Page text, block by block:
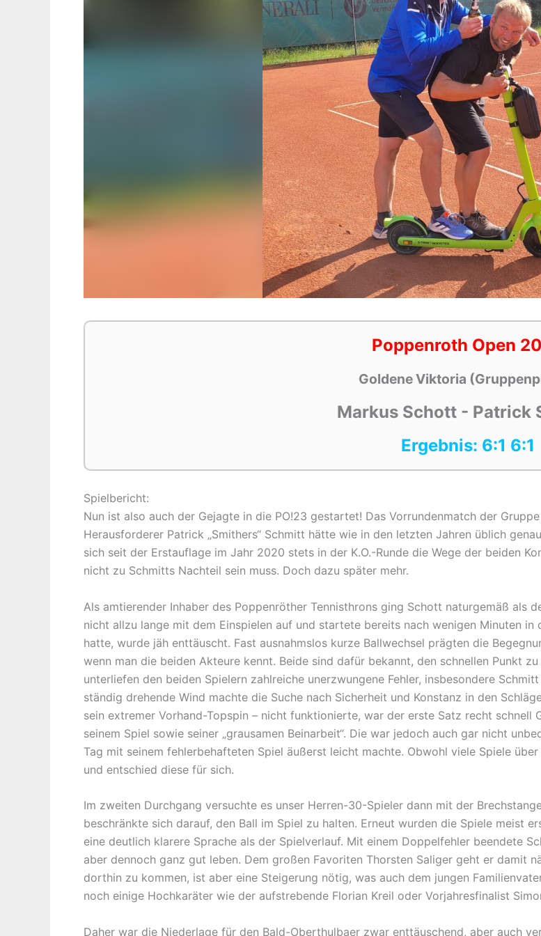
Poppenroth Open
Goldene Viktoria
Markus Schott - Patrick
Ergebnis: 6:1 6:1
Spielbericht:
Nun ist also auch der Gejagte in die PO!23 gestartet! Das Vorrundenmatch der
Herausforderer Patrick „Smithers“ Schmitt hätte wie in den letzten Jahren üblich
sich seit der Erstauflage im Jahr 2020 stets in der K.O.-Runde die Wege der beiden
nicht zu Schmitts Nachteil sein muss. Doch dazu später mehr.
Als amtierender Inhaber des Poppenröther Tennisthrons ging Schott naturgemäß als
nicht allzu lange mit dem Einspielen auf und startete bereits nach wenigen Minuten
hatte, wurde jäh enttäuscht. Fast ausnahmslos kurze Ballwechsel prägten die
wenn man die beiden Akteure kennt. Beide sind dafür bekannt, den schnellen Punkt
unterliefen den beiden Spielern zahlreiche unerzwungene Fehler, insbesondere
ständig drehende Wind machte die Suche nach Sicherheit und Konstanz in den
sein extremer Vorhand-Topspin – nicht funktionierte, war der erste Satz recht schnell
seinem Spiel sowie seiner „grausamen Beinarbeit“. Die war jedoch auch gar nicht
Tag mit seinem fehlerbehafteten Spiel äußerst leicht machte. Obwohl viele Spiele
und entschied diese für sich.
Im zweiten Durchgang versuchte es unser Herren-30-Spieler dann mit der
beschränkte sich darauf, den Ball im Spiel zu halten. Erneut wurden die Spiele meist
eine deutlich klarere Sprache als der Spielverlauf. Mit einem Doppelfehler beendete
aber dennoch ganz gut leben. Dem großen Favoriten Thorsten Saliger geht er damit
dorthin zu kommen, ist aber eine Steigerung nötig, was auch dem jungen
noch einige Hochkaräter wie der aufstrebende Florian Kreil oder Vorjahresfinalist
Daher war die Niederlage für den Bald-Oberthulbaer zwar enttäuschend, aber auch